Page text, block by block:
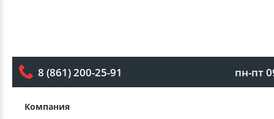
8 (861) 200-25-91 пн-пт
Компания